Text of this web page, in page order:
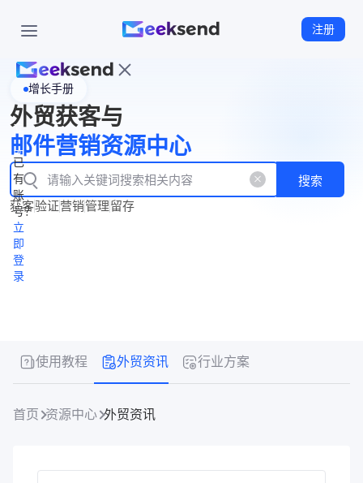
注册
页
WhatsApp
企业号
New
产
品
功
能
产
品
价
格
资
源
中
心
立
即
注
册
已
有
账
号？
立
即
登
录
增长手册
外贸获客与
邮件营销资源中心
搜索
获客验证营销管理留存
使用教程 外贸资讯 行业方案
首页 资源中心 外贸资讯